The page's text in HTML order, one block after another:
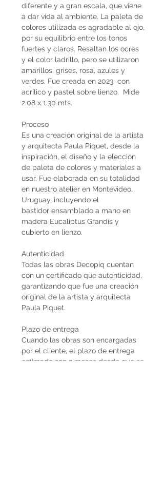
diferente y a gran escala, que viene
a dar vida al ambiente. La paleta de
colores utilizada es agradable al ojo,
por su equilibrio entre los tonos
fuertes y claros. Resaltan los ocres
y el color ladrillo, pero se utilizaron
amarillos, grises, rosa, azules y
verdes. Fue creada en 2023 con
acrílico y pastel sobre lienzo. Mide
2.08 x 1.30 mts.
Proceso
Es una creación original de la artista
y arquitecta Paula Piquet, desde la
inspiración, el diseño y la elección
de paleta de colores y materiales a
usar. Fue elaborada en su totalidad
en nuestro atelier en Montevideo,
Uruguay, incluyendo el
bastidor ensamblado a mano en
madera Eucaliptus Grandis y
cubierto en lienzo.
Autenticidad
Todas las obras Decopiq cuentan
con un certificado que autenticidad,
garantizando que fue una creación
original de la artista y arquitecta
Paula Piquet.
Plazo de entrega
Cuando las obras son encargadas
por el cliente, el plazo de entrega
estimado son 2 meses desde que se